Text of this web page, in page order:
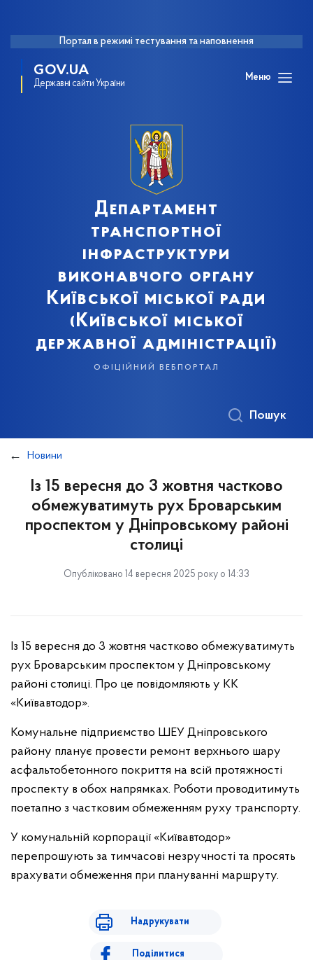
Портал в режимі тестування та наповнення
GOV.UA
Державні сайти України
Меню
Департамент
транспортної
інфраструктури
виконавчого органу
Київської міської ради
(Київської міської
державної адміністрації)
офіційний вебпортал
Пошук
Новини
Із 15 вересня до 3 жовтня частково
обмежуватимуть рух Броварським
проспектом у Дніпровському районі
столиці
Опубліковано 14 вересня 2025 року о 14:33
Із 15 вересня до 3 жовтня частково обмежуватимуть
рух Броварським проспектом у Дніпровському
районі столиці. Про це повідомляють у КК
«Київавтодор».
Комунальне підприємство ШЕУ Дніпровського
району планує провести ремонт верхнього шару
асфальтобетонного покриття на всій протяжності
проспекту в обох напрямках. Роботи проводитимуть
поетапно з частковим обмеженням руху транспорту.
У комунальній корпорації «Київавтодор»
перепрошують за тимчасові незручності та просять
врахувати обмеження при плануванні маршруту.
Надрукувати
Поділитися